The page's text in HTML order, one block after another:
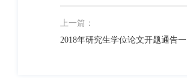
上一篇：
2018年研究生学位论文开题通告一